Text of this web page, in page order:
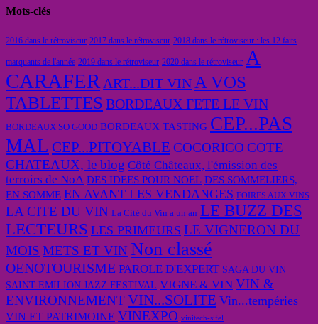
Mots-clés
2016 dans le rétroviseur 2017 dans le rétroviseur 2018 dans le rétroviseur : les 12 faits
marquants de l'année 2019 dans le rétroviseur 2020 dans le rétroviseur A
CARAFER ART...DIT VIN A VOS
TABLETTES BORDEAUX FETE LE VIN
BORDEAUX SO GOOD BORDEAUX TASTING CEP...PAS
MAL CEP...PITOYABLE COCORICO COTE
CHATEAUX, le blog Côté Châteaux, l'émission des
terroirs de NoA DES IDEES POUR NOEL DES SOMMELIERS,
EN SOMME EN AVANT LES VENDANGES FOIRES AUX VINS
LA CITE DU VIN La Cité du Vin a un an LE BUZZ DES
LECTEURS LES PRIMEURS LE VIGNERON DU
MOIS METS ET VIN Non classé
OENOTOURISME PAROLE D'EXPERT SAGA DU VIN
SAINT-EMILION JAZZ FESTIVAL VIGNE & VIN VIN &
ENVIRONNEMENTVIN...SOLITE Vin...tempéries
VIN ET PATRIMOINE VINEXPO vinitech-sifel